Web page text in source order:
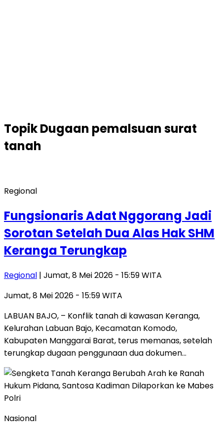
TopikDugaan pemalsuan surat
tanah
Regional
Fungsionaris Adat Nggorang Jadi
Sorotan Setelah Dua Alas Hak SHM
Keranga Terungkap
Regional | Jumat, 8 Mei 2026 - 15:59 WITA
Jumat, 8 Mei 2026 - 15:59 WITA
LABUAN BAJO, – Konflik tanah di kawasan Keranga,
Kelurahan Labuan Bajo, Kecamatan Komodo,
Kabupaten Manggarai Barat, terus memanas, setelah
terungkap dugaan penggunaan dua dokumen…
Nasional